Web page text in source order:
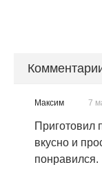
Максим 7
Приготовил
вкусно и
понравился.